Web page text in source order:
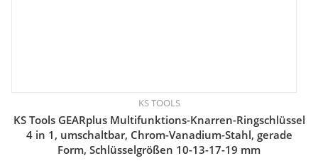
KS TOOLS
KS Tools GEARplus Multifunktions-Knarren-Ringschlüssel
4 in 1, umschaltbar, Chrom-Vanadium-Stahl, gerade
Form, Schlüsselgrößen 10-13-17-19 mm